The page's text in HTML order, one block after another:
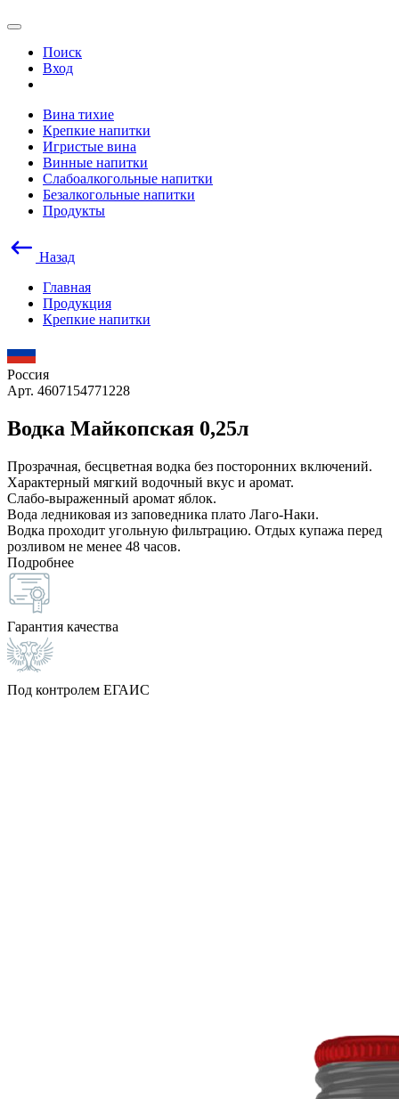
Поиск
Вход
Вина тихие
Крепкие напитки
Игристые вина
Винные напитки
Слабоалкогольные напитки
Безалкогольные напитки
Продукты
Назад
Главная
Продукция
Крепкие напитки
Россия
Арт. 4607154771228
Водка Майкопская 0,25л
Прозрачная, бесцветная водка без посторонних включений.
Характерный мягкий водочный вкус и аромат.
Слабо-выраженный аромат яблок.
Вода ледниковая из заповедника плато Лаго-Наки.
Водка проходит угольную фильтрацию. Отдых купажа перед
розливом не менее 48 часов.
Подробнее
Гарантия качества
Под контролем ЕГАИС